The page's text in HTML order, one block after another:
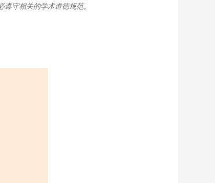
守相关的学术道德规范。